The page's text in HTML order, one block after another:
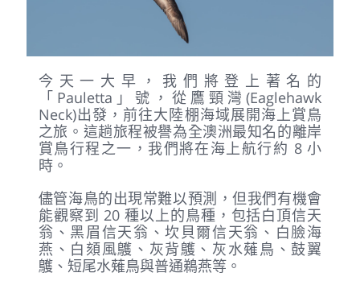
今天一大早，我們將登上著名的
「Pauletta」號，從鷹頸灣(Eaglehawk
Neck)出發，前往大陸棚海域展開海上賞鳥
之旅。這趟旅程被譽為全澳洲最知名的離岸
賞鳥行程之一，我們將在海上航行約 8 小
時。
儘管海鳥的出現常難以預測，但我們有機會
能觀察到 20 種以上的鳥種，包括白頂信天
翁、黑眉信天翁、坎貝爾信天翁、白臉海
燕、白頦風鸌、灰背鸌、灰水薙鳥、鼓翼
鸌、短尾水薙鳥與普通鵜燕等。